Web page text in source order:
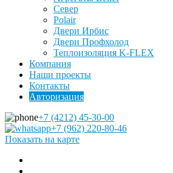
Север
Polair
Двери Ирбис
Двери Профхолод
Теплоизоляция K-FLEX
Компания
Наши проекты
Контакты
Авторизация
+7 (4212) 45-30-00
+7 (962) 220-80-46
Показать на карте